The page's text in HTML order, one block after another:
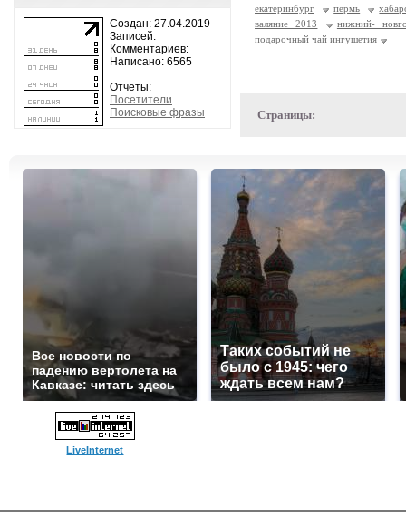
Создан: 27.04.2019
Записей:
Комментариев:
Написано: 6565
Отчеты:
Посетители
Поисковые фразы
екатеринбург
пермь
валяние 2013
нижний-
подарочный чай ингушетия
Страницы:
Все новости по
падению вертолета на
Кавказе: читать здесь
Таких событий не
было с 1945: чего
ждать всем нам?
LiveInternet